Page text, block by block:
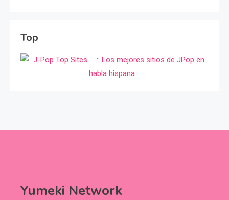
Top
Yumeki Network